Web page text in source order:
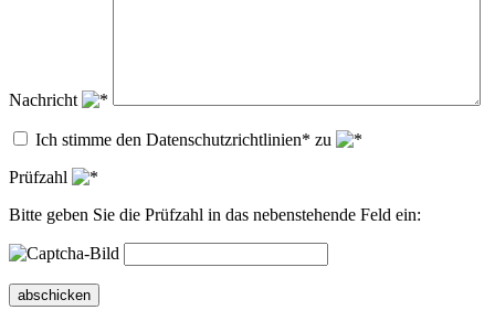
Nachricht
Ich stimme den Datenschutzrichtlinien* zu
Prüfzahl
Bitte geben Sie die Prüfzahl in das nebenstehende Feld ein:
abschicken